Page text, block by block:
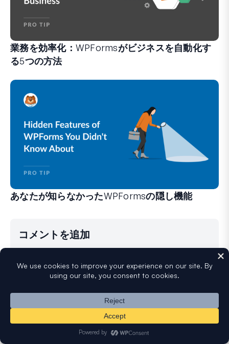
業務を効率化：WPFormsがビジネスを自動化す
る5つの方法
あなたが知らなかったWPFormsの隠し機能
コメントを追加
コメントはすべて、当社のプライバシーポリシー に
従ってモデレーションされます。また、すべてのリ
ワードを使用しないでください。個人的で有意義な
あなたのコメント